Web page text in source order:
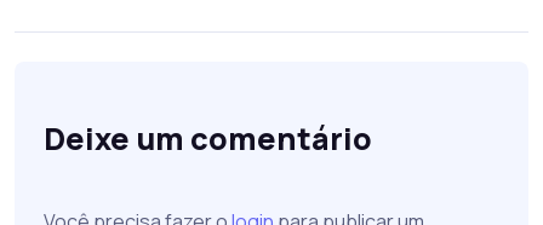
Deixe um comentário